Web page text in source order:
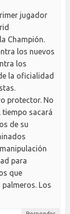
jugador
Champión.
los nuevos
los
la oficialidad
protector. No
tiempo sacará
de su
para
que
Los